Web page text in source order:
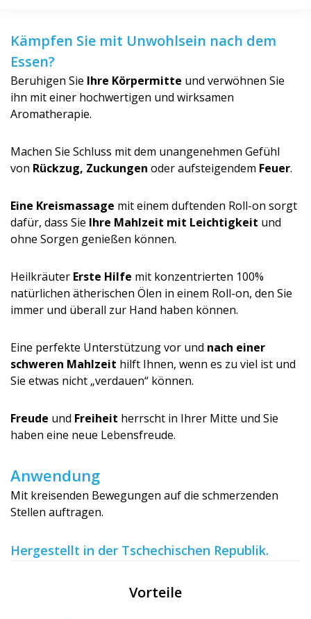
Kämpfen Sie mit Unwohlsein nach dem
Essen?
Beruhigen Sie Ihre Körpermitte und verwöhnen Sie
ihn mit einer hochwertigen und wirksamen
Aromatherapie.
Machen Sie Schluss mit dem unangenehmen Gefühl
von Rückzug, Zuckungen oder aufsteigendem Feuer.
Eine Kreismassage mit einem duftenden Roll-on sorgt
dafür, dass Sie Ihre Mahlzeit mit Leichtigkeit und
ohne Sorgen genießen können.
Heilkräuter Erste Hilfe mit konzentrierten 100%
natürlichen ätherischen Ölen in einem Roll-on, den Sie
immer und überall zur Hand haben können.
Eine perfekte Unterstützung vor und nach einer
schweren Mahlzeit hilft Ihnen, wenn es zu viel ist und
Sie etwas nicht „verdauen“ können.
Freude und Freiheit herrscht in Ihrer Mitte und Sie
haben eine neue Lebensfreude.
Anwendung
Mit kreisenden Bewegungen auf die schmerzenden
Stellen auftragen.
Hergestellt in der Tschechischen Republik.
Vorteile